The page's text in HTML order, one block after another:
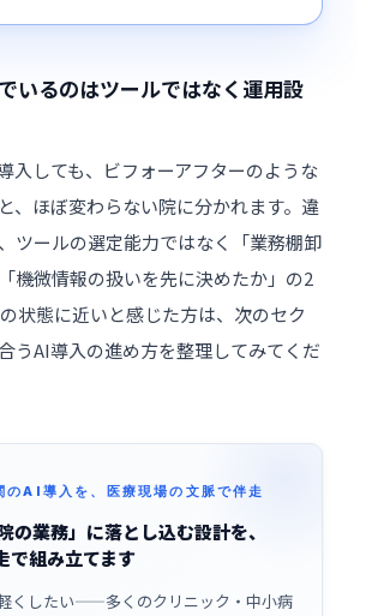
いるのはツールではなく運用設
入しても、ビフォーアフターのような
、ほぼ変わらない院に分かれます。違
ツールの選定能力ではなく「業務棚卸
機微情報の扱いを先に決めたか」の2
状態に近いと感じた方は、次のセク
うAI導入の進め方を整理してみてくだ
のAI導入を、医療現場の文脈で伴走
の業務」に落とし込む設計を、
組み立てます
くしたい——多くのクリニック・中小病